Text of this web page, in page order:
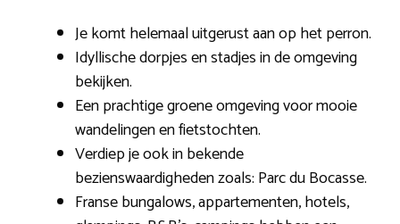
Je komt helemaal uitgerust aan op het perron.
Idyllische dorpjes en stadjes in de omgeving
bekijken.
Een prachtige groene omgeving voor mooie
wandelingen en fietstochten.
Verdiep je ook in bekende
bezienswaardigheden zoals: Parc du Bocasse.
Franse bungalows, appartementen, hotels,